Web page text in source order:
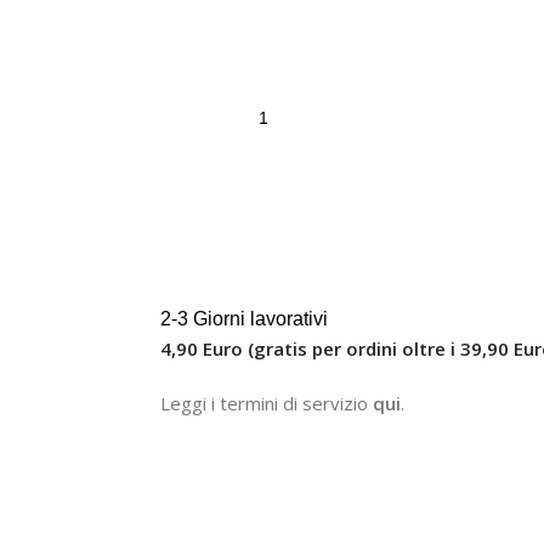
2-3 Giorni lavorativi
4,90 Euro (gratis per ordini oltre i 39,90
Leggi i termini di servizio qui.